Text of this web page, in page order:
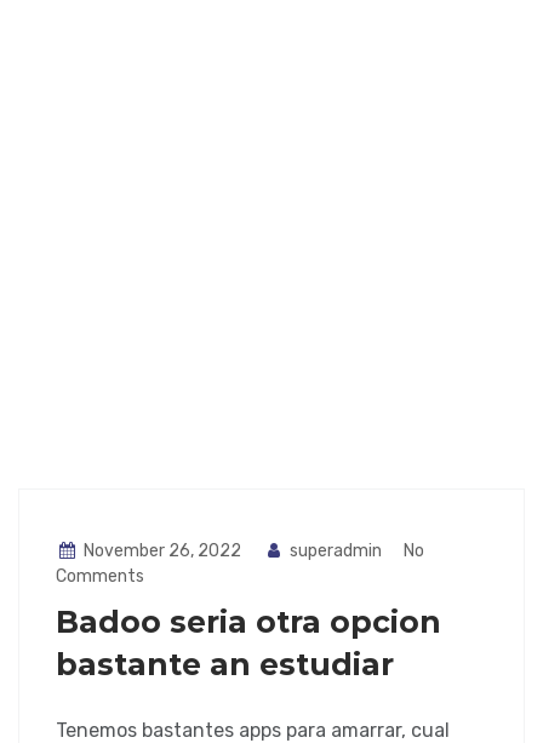
November 26, 2022 superadmin
No
Comments
Badoo seri­a otra opcion
bastante an estudiar
Tenemos bastantes apps para amarrar, cual